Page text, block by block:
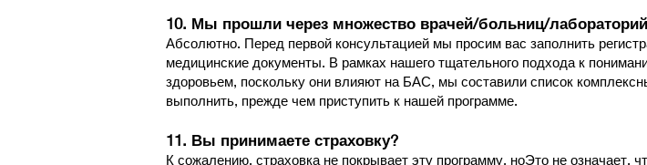
10. ​Мы прошли через множество врачей/больниц/
Абсолютно. Перед первой консультацией мы просим вас заполнить
медицинские документы. В рамках нашего тщательного подхода к
здоровьем, поскольку они влияют на БАС, мы составили список
выполнить, прежде чем приступить к нашей программе.
11. Вы принимаете страховку?
К сожалению, страховка не покрывает эту программу, ноЭто не означает,